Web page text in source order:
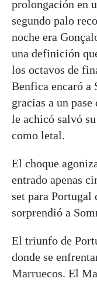
prolongación en
segundo palo
noche era
una definición
los octavos de
Benfica encaró a
gracias a un
le achicó salvó
como letal.
El choque
entrado apenas
set para Portugal
sorprendió a
El triunfo de
donde se
Marruecos. El